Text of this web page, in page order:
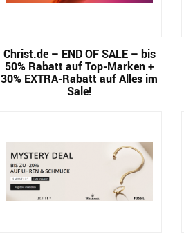
Christ.de – END OF SALE – bis
50% Rabatt auf Top-Marken +
30% EXTRA-Rabatt auf Alles im
Sale!